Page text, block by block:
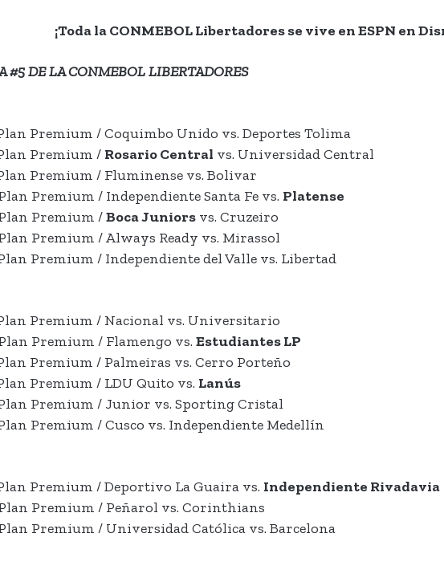
¡Toda la CONMEBOL Libertadores se vive en ESPN en
#5 DE LA CONMEBOL LIBERTADORES
Plan Premium / Coquimbo Unido vs. Deportes Tolima
Premium / Rosario Central vs. Universidad Central
Plan Premium / Fluminense vs. Bolivar
Premium / Independiente Santa Fe vs. Platense
Plan Premium /Boca Juniors vs. Cruzeiro
Plan Premium / Always Ready vs. Mirassol
Plan Premium / Independiente del Valle vs. Libertad
Plan Premium / Nacional vs. Universitario
Premium / Flamengo vs. Estudiantes LP
Plan Premium / Palmeiras vs. Cerro Porteño
Premium / LDU Quito vs. Lanús
Plan Premium / Junior vs. Sporting Cristal
Plan Premium / Cusco vs. Independiente Medellín
Plan Premium / Deportivo La Guaira vs. Independiente Rivadavia
Plan Premium / Peñarol vs. Corinthians
Plan Premium / Universidad Católica vs. Barcelona